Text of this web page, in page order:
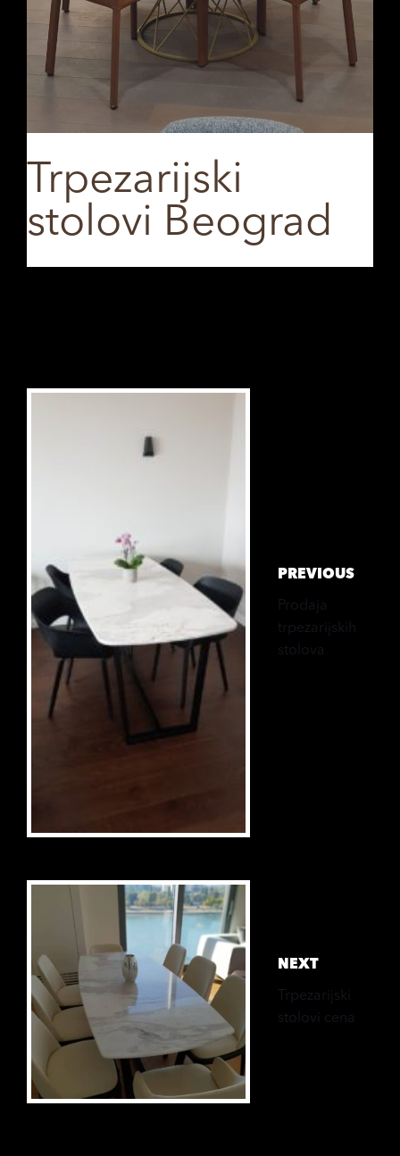
Trpezarijski
stolovi Beograd
Previous
PREVIOUS
Prodaja
trpezarijskih
stolova
Next
NEXT
Trpezarijski
stolovi cena